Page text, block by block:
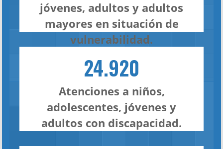
jóvenes, adultos y adultos
mayores en situación de
vulnerabilidad.
24.920
Atenciones a niños,
adolescentes, jóvenes y
adultos con discapacidad.